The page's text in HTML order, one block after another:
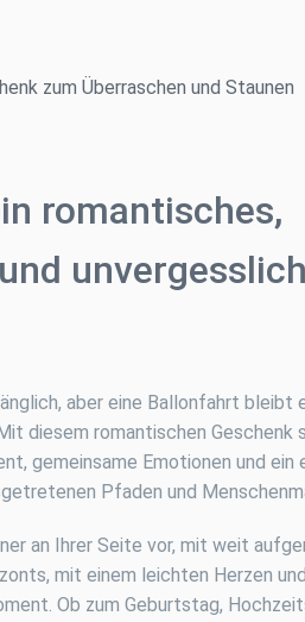
zum Überraschen und Staunen
romantisches,
aber eine Ballonfahrt bleibt
diesem romantischen Geschenk
gemeinsame Emotionen und ein
Pfaden und
an Ihrer Seite vor, mit weit
mit einem leichten Herzen
Ob zum Geburtstag,